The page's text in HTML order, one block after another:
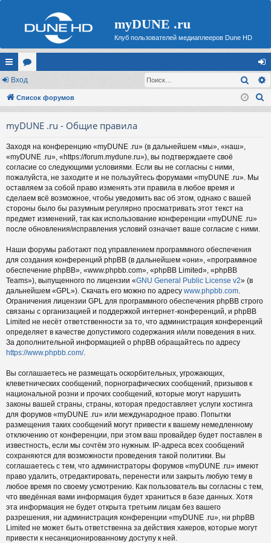
myDUNE .ru
Клуб пользователей медиаплееров Dune HD
с
ы
ор
ум
хо
д
Вход
Список форумов
myDUNE .ru - Общие правила
Заходя на конференцию «myDUNE .ru» (в дальнейшем «мы», «наш»,
«myDUNE .ru», «https://forum.mydune.ru»), вы подтверждаете своё
согласие со следующими условиями. Если вы не согласны с ними,
пожалуйста, не заходите и не пользуйтесь форумами «myDUNE .ru». Мы
оставляем за собой право изменять эти правила в любое время и
сделаем всё возможное, чтобы уведомить вас об этом, однако с вашей
стороны было бы разумным регулярно просматривать этот текст на
предмет изменений, так как использование конференции «myDUNE .ru»
после обновления/исправления условий означает ваше согласие с ними.
Наши форумы работают под управлением программного обеспечения
для создания конференций phpBB (в дальнейшем «они», «программное
обеспечение phpBB», «www.phpbb.com», «phpBB Limited», «phpBB
Teams»), выпущенного по лицензии «GNU General Public License v2» (в
дальнейшем «GPL»). Скачать его можно по адресу www.phpbb.com.
Ограничения лицензии GPL для программного обеспечения phpBB строго
связаны с организацией и поддержкой интернет-конференций, и phpBB
Limited не несёт ответственности за то, что администрация конференций
определяет в качестве допустимого содержания и/или поведения в них.
За дополнительной информацией о phpBB обращайтесь по адресу
https://www.phpbb.com/.
Вы соглашаетесь не размещать оскорбительных, угрожающих,
клеветнических сообщений, порнографических сообщений, призывов к
национальной розни и прочих сообщений, которые могут нарушить
законы вашей страны, страны, которая предоставляет услуги хостинга
для форумов «myDUNE .ru» или международное право. Попытки
размещения таких сообщений могут привести к вашему немедленному
отключению от конференции, при этом ваш провайдер будет поставлен в
известность, если мы сочтём это нужным. IP-адреса всех сообщений
сохраняются для возможности проведения такой политики. Вы
соглашаетесь с тем, что администраторы форумов «myDUNE .ru» имеют
право удалить, отредактировать, перенести или закрыть любую тему в
любое время по своему усмотрению. Как пользователь вы согласны с тем,
что введённая вами информация будет храниться в базе данных. Хотя
эта информация не будет открыта третьим лицам без вашего
разрешения, ни администрация конференции «myDUNE .ru», ни phpBB
Limited не может быть ответственна за действия хакеров, которые могут
привести к несанкционированному доступу к ней.